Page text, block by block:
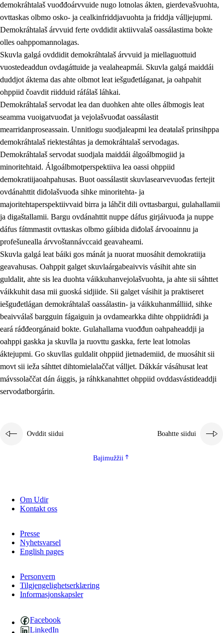
1. Oahpahusa árvovuođđu
1.1 Olmmošárvu
1.2 Identitehta ja kultuvrralaš girjáivuohta
1.3 Kritihkalaš jurddašeapmi ja ehtalaš diđolašvuohta
1.4 Hutkanillu, beroštupmi ja suokkardanhuovva
1.5 Luondduákten ja birasdiđolašvuohta
1.6 Demokratiija ja mielváikkuheapmi
demokráhtalaš vuođđoárvvuide nugo lotnolas ákten, gierdevašvuohta,
ovttaskas olbmo osko- ja cealkinfriddjavuohta ja friddja válljejupmi.
Demokráhtalaš árvvuid ferte ovddidit aktiivvalaš oassálastima bokte
olles oahppomannolagas.
Skuvla galgá ovddidit demokráhtalaš árvvuid ja miellaguottuid
vuostedeaddun ovdagáttuide ja vealaheapmái. Skuvla galgá maiddái
duddjot áktema das ahte olbmot leat iešguđetláganat, ja oahpahit
ohppiid čoavdit riidduid ráfálaš láhkai.
Demokráhtalaš servodat lea dan duohken ahte olles álbmogis leat
seamma vuoigatvuođat ja vejolašvuođat oassálastit
mearridanproseassain. Unnitlogu suodjaleapmi lea deaŧalaš prinsihppa
demokráhtalaš riektestáhtas ja demokráhtalaš servodagas.
Demokráhtalaš servodat suodjala maiddái álgoálbmogiid ja
minoritehtaid. Álgoálbmotperspektiiva lea oassi ohppiid
demokratiijaoahpahusas. Buot oassálastit skuvlasearvevuođas fertejit
ovdánahttit diđolašvuođa sihke minoritehta- ja
majoritehtaperspektiivvaid birra ja láhčit dili ovttasbargui, gulahallamii
ja digaštallamii. Bargu ovdánahttit nuppe dáfus girjáivuođa ja nuppe
dáfus fátmmastit ovttaskas olbmo gáibida diđolaš árvooainnu ja
profešunealla árvvoštannávccaid geavaheami.
Skuvla galgá leat báiki gos mánát ja nuorat muosáhit demokratiija
geavahusas. Oahppit galget skuvlaárgabeaivvis vásihit ahte sin
guldalit, ahte sis lea duohta váikkuhanvejolašvuohta, ja ahte sii sáhttet
váikkuhit dasa mii guoská sidjiide. Sii galget vásihit ja praktiseret
iešguđetlágan demokráhtalaš oassálastin- ja váikkuhanmálliid, sihke
beaivválaš bargguin fágaiguin ja ovdamearkka dihte ohppiidráđi ja
eará ráđđeorgánaid bokte. Gulahallama vuođđun oahpaheaddji ja
oahppi gaskka ja skuvlla ja ruovttu gaskka, ferte leat lotnolas
áktejupmi. Go skuvllas guldalit ohppiid jietnademiid, de muosáhit sii
movt sii ieža sáhttet dihtomielalaččat válljet. Dákkár vásáhusat leat
mávssolaččat dán áiggis, ja ráhkkanahttet ohppiid ovddasvástideaddji
servodatborgárin.
Ovddit siidui Boahtte siidui
Bajimužžii
Om Udir
Kontakt oss
Presse
Nyhetsvarsel
English pages
Personvern
Tilgjengelighetserklæring
Informasjonskapsler
Facebook
LinkedIn